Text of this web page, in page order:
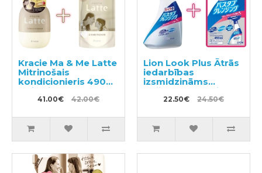
Kracie Ma & Me Latte
Mitrinošais
kondicionieris 490g
+ pildviela 360g
41.00€ 42.00€
Lion Look Plus Ātrās
iedarbības
izsmidzināms
tīrīšanas līdzeklis
vannasistabai ar
500ml + pildviela
450ml
22.50€ 24.50€